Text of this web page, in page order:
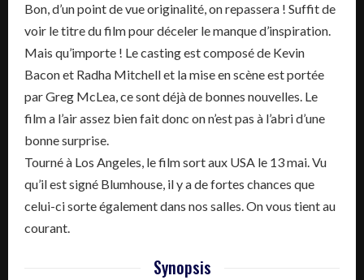
Bon, d’un point de vue originalité, on repassera ! Suffit de
voir le titre du film pour déceler le manque d’inspiration.
Mais qu’importe ! Le casting est composé de Kevin
Bacon et Radha Mitchell et la mise en scène est portée
par Greg McLea, ce sont déjà de bonnes nouvelles. Le
film a l’air assez bien fait donc on n’est pas à l’abri d’une
bonne surprise.
Tourné à Los Angeles, le film sort aux USA le 13 mai.Vu
qu’il est signé Blumhouse, il y a de fortes chances que
celui-ci sorte également dans nos salles.On vous tient au
courant.
Synopsis